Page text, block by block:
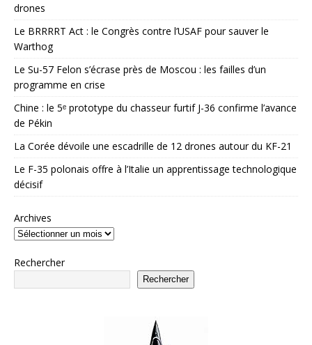
drones
Le BRRRRT Act : le Congrès contre l’USAF pour sauver le
Warthog
Le Su-57 Felon s’écrase près de Moscou : les failles d’un
programme en crise
Chine : le 5ᵉ prototype du chasseur furtif J-36 confirme l’avance
de Pékin
La Corée dévoile une escadrille de 12 drones autour du KF-21
Le F-35 polonais offre à l’Italie un apprentissage technologique
décisif
Archives
Rechercher
Rechercher